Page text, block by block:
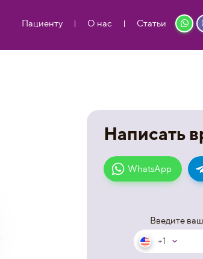
Пациенту О нас Статьи
Написать
WhatsApp
Введите
+1